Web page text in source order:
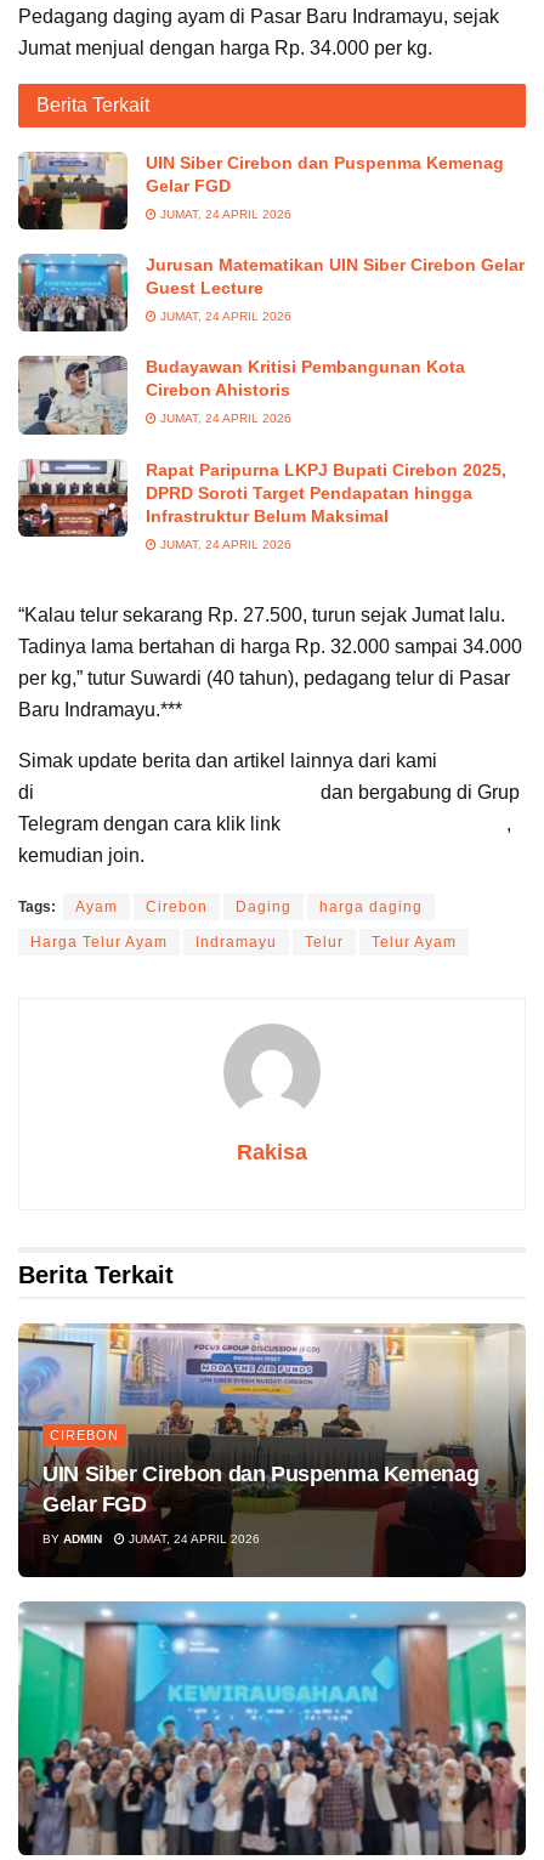
Pedagang daging ayam di Pasar Baru Indramayu, sejak
Jumat menjual dengan harga Rp. 34.000 per kg.
Berita Terkait
UIN Siber Cirebon dan Puspenma Kemenag
Gelar FGD
JUMAT, 24 APRIL 2026
Jurusan Matematikan UIN Siber Cirebon Gelar
Guest Lecture
JUMAT, 24 APRIL 2026
Budayawan Kritisi Pembangunan Kota
Cirebon Ahistoris
JUMAT, 24 APRIL 2026
Rapat Paripurna LKPJ Bupati Cirebon 2025,
DPRD Soroti Target Pendapatan hingga
Infrastruktur Belum Maksimal
JUMAT, 24 APRIL 2026
“Kalau telur sekarang Rp. 27.500, turun sejak Jumat lalu.
Tadinya lama bertahan di harga Rp. 32.000 sampai 34.000
per kg,” tutur Suwardi (40 tahun), pedagang telur di Pasar
Baru Indramayu.***
Simak update berita dan artikel lainnya dari kami
di
dan bergabung di Grup
Telegram dengan cara klik link
,
kemudian join.
Tags: Ayam Cirebon Daging harga daging
Harga Telur Ayam Indramayu Telur Telur Ayam
Rakisa
Berita Terkait
CIREBON
UIN Siber Cirebon dan Puspenma Kemenag
Gelar FGD
BY ADMIN JUMAT, 24 APRIL 2026